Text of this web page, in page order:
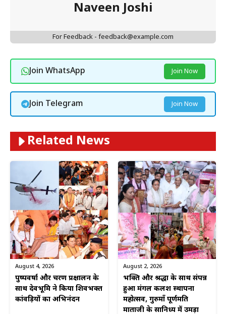
Naveen Joshi
For Feedback - feedback@example.com
Join WhatsApp Join Now
Join Telegram Join Now
Related News
August 4, 2026
पुष्पवर्षा और चरण प्रक्षालन के
साथ देवभूमि ने किया शिवभक्त
कांवड़ियों का अभिनंदन
August 2, 2026
भक्ति और श्रद्धा के साथ संपन्न
हुआ मंगल कलश स्थापना
महोत्सव, गुरुमाँ पूर्णमति
माताजी के सानिध्य में उमड़ा